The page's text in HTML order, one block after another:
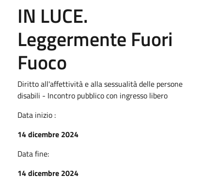
IN LUCE.
Leggermente Fuori
Fuoco
Diritto all'affettività e alla sessualità delle persone
disabili - Incontro pubblico con ingresso libero
Data inizio :
14 dicembre 2024
Data fine:
14 dicembre 2024